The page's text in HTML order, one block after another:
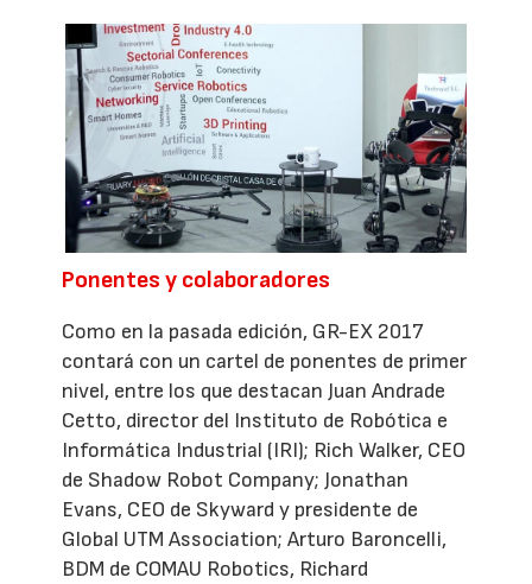
Ponentes y colaboradores
Como en la pasada edición, GR-EX 2017
contará con un cartel de ponentes de primer
nivel, entre los que destacan Juan Andrade
Cetto, director del Instituto de Robótica e
Informática Industrial (IRI); Rich Walker, CEO
de Shadow Robot Company; Jonathan
Evans, CEO de Skyward y presidente de
Global UTM Association; Arturo Baroncelli,
BDM de COMAU Robotics, Richard